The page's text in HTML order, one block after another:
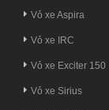
Vỏ xe Aspira
Vỏ xe IRC
Vỏ xe Exciter 150
Vỏ xe Sirius